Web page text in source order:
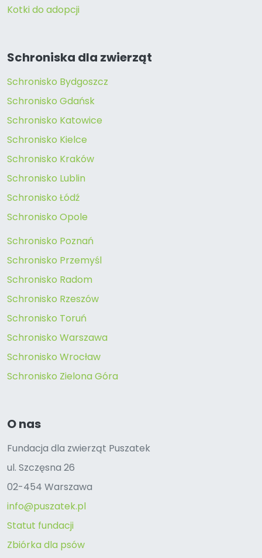
Kotki do adopcji
Schroniska dla zwierząt
Schronisko Bydgoszcz
Schronisko Gdańsk
Schronisko Katowice
Schronisko Kielce
Schronisko Kraków
Schronisko Lublin
Schronisko Łódź
Schronisko Opole
Schronisko Poznań
Schronisko Przemyśl
Schronisko Radom
Schronisko Rzeszów
Schronisko Toruń
Schronisko Warszawa
Schronisko Wrocław
Schronisko Zielona Góra
O nas
Fundacja dla zwierząt Puszatek
ul. Szczęsna 26
02-454 Warszawa
info@puszatek.pl
Statut fundacji
Zbiórka dla psów